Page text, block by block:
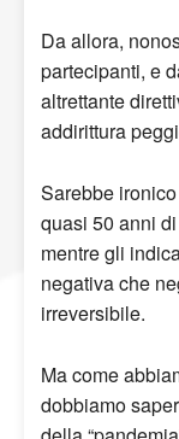
Da allora,
partecipanti, e
altrettante
addirittura
Sarebbe
quasi 50 anni
mentre gli
negativa che
irreversibile.
Ma come
dobbiamo